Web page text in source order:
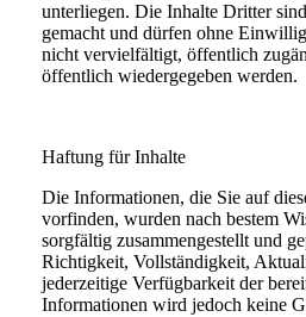
unterliegen. Die Inhalte Dritter
gemacht und dürfen ohne
nicht vervielfältigt, öffentlich
öffentlich wiedergegeben werden.
Haftung für Inhalte
Die Informationen, die Sie auf
vorfinden, wurden nach bestem
sorgfältig zusammengestellt und
Richtigkeit, Vollständigkeit,
jederzeitige Verfügbarkeit der
Informationen wird jedoch keine